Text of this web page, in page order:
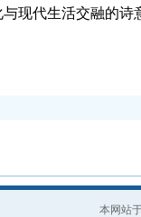
现代生活交融的诗
本网站